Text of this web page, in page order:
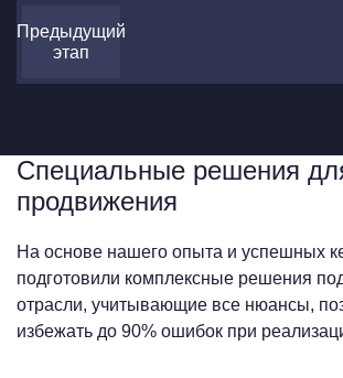
Предыдущий
этап
Специальные решения
продвижения
На основе нашего опыта и успешных
подготовили комплексные решения
отрасли, учитывающие все нюансы,
избежать до 90% ошибок при